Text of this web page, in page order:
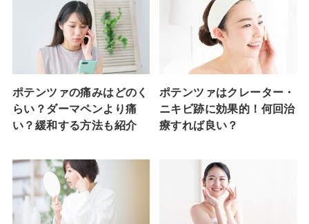
ポテンツァの痛みはどのく
らい？ダーマペンより痛
い？緩和する方法も紹介
ポテンツァはクレーター・
ニキビ跡に効果的！何回治
療すれば良い？